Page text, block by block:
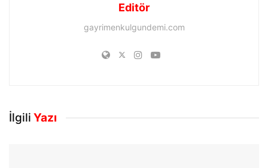
Editör
gayrimenkulgundemi.com
İlgili Yazı